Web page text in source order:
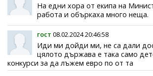
На едни хора от екипа на
работа и объркаха много неща.
гост 08.02.2024 20:46:58
Иди ми дойди ми, не са дали
цялото държава е така само
конкурси за да лъжем евро по от та